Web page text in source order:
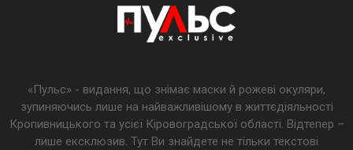
«Пульс» - видання, що знімає маски й рожеві окуляри,
зупиняючись лише на найважливішому в життєдіяльності
Кропивницького та усієї Кіровоградської області. Відтепер –
лише ексклюзив. Тут Ви знайдете не тільки текстові